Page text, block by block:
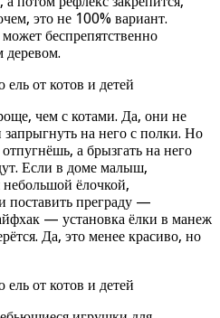
это не 100% вариант.
беспрепятственно
деревом.
чем с котами. Да, они не
запрыгнуть на него с полки. Но
а брызгать на него
Если в доме малыш,
небольшой ёлочкой,
поставить преграду —
— установка ёлки в манеж
Да, это менее красиво, но